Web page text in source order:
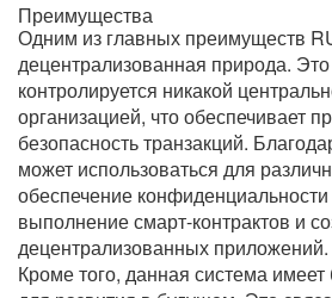
Преимущества
Одним из главных преимуществ
децентрализованная природа.
контролируется никакой
организацией, что обеспечивает
безопасность транзакций.
может использоваться для
обеспечение
выполнение смарт-контрактов и
децентрализованных приложений.
Кроме того, данная система